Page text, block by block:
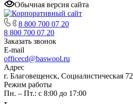
Обычная версия сайта
8 800 700 07 20
8 800 700 07 20
Заказать звонок
E-mail
officecd@baswool.ru
Адрес
г. Благовещенск, Социалистическая 72
Режим работы
Пн. – Пт.: с 8:00 до 17:00